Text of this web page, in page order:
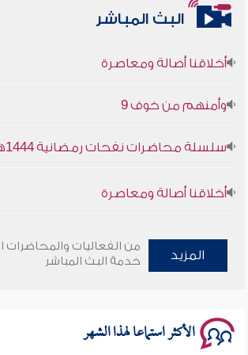
البث المباشر
سلسلة محاضرات نفحات رمضانية 1444هـ
المزيد
من الفعاليات والمحاضرات
خدمة البث المباشر
الأكثر استماعا لهذا الشهر